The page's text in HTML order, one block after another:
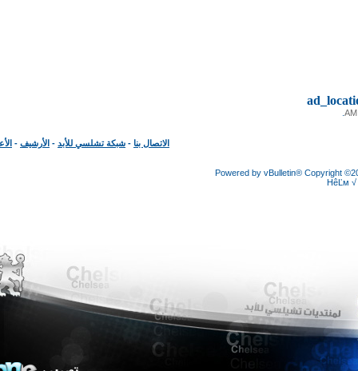
الاتصال بنا- شبكة تشلسي للأبد -الأرشيف-الأعلى
Powered by vBulletin®